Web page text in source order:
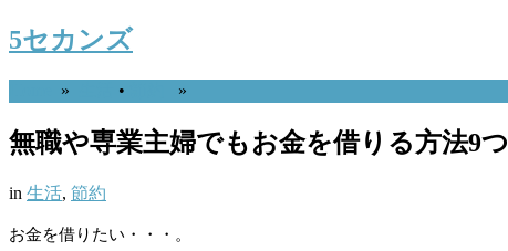
5セカンズ
» • »
無職や専業主婦でもお金を借りる方法9つ
in 生活, 節約
お金を借りたい・・・。